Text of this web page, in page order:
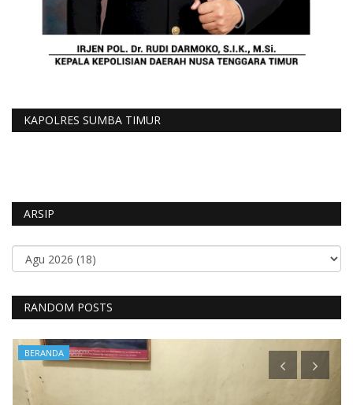
KAPOLRES SUMBA TIMUR
ARSIP
RANDOM POSTS
BERANDA